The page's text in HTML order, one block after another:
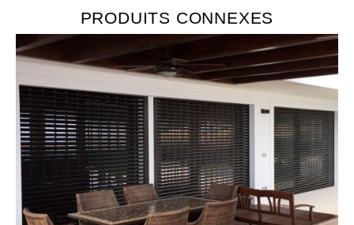
PRODUITS CONNEXES